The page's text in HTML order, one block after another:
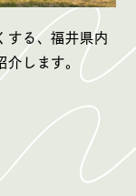
する、福井県内
します。